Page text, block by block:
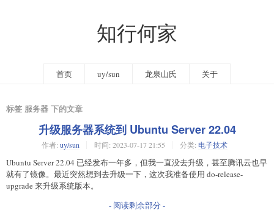
知行何家
首页 uy/sun 龙泉山氏 关于
标签 服务器 下的文章
升级服务器系统到 Ubuntu Server 22.04
作者: uy/sun 时间: 2023-07-17 21:55 分类: 电子技术
Ubuntu Server 22.04 已经发布一年多，但我一直没去升级，甚至腾讯云也早
就有了镜像。最近突然想到去升级一下，这次我准备使用 do-release-
upgrade 来升级系统版本。
- 阅读剩余部分 -